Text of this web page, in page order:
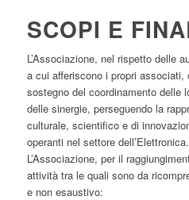
SCOPI E
L’Associazione, nel rispetto delle
a cui afferiscono i propri associati,
sostegno del coordinamento delle
delle sinergie, perseguendo la
culturale, scientifico e di
operanti nel settore dell’Elettronica.
L’Associazione, per il
attività tra le quali sono da
e non esaustivo: